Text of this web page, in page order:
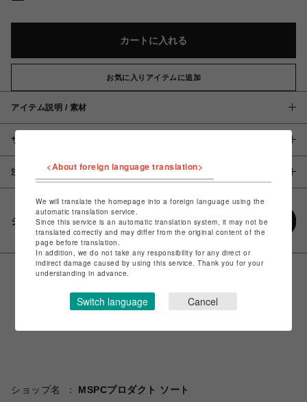
カートに入れる
お気に入りアイテムに追加
アイテム説明 / 素材
サイズ
注意事項
シェアする
ショップ名
MSPCプロダクト ソート
<About foreign language translation>
We will translate the homepage into a foreign language using the
automatic translation service.
Since this service is an automatic translation system, it may not be
translated correctly and may differ from the original content of the
page before translation.
In addition, we do not take any responsibility for any direct or
indirect damage caused by using this service. Thank you for your
understanding in advance.
Switch language Cancel